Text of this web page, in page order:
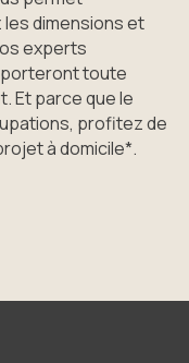
dimensions et
experts
toute
Et parce que le
profitez de
à domicile*.